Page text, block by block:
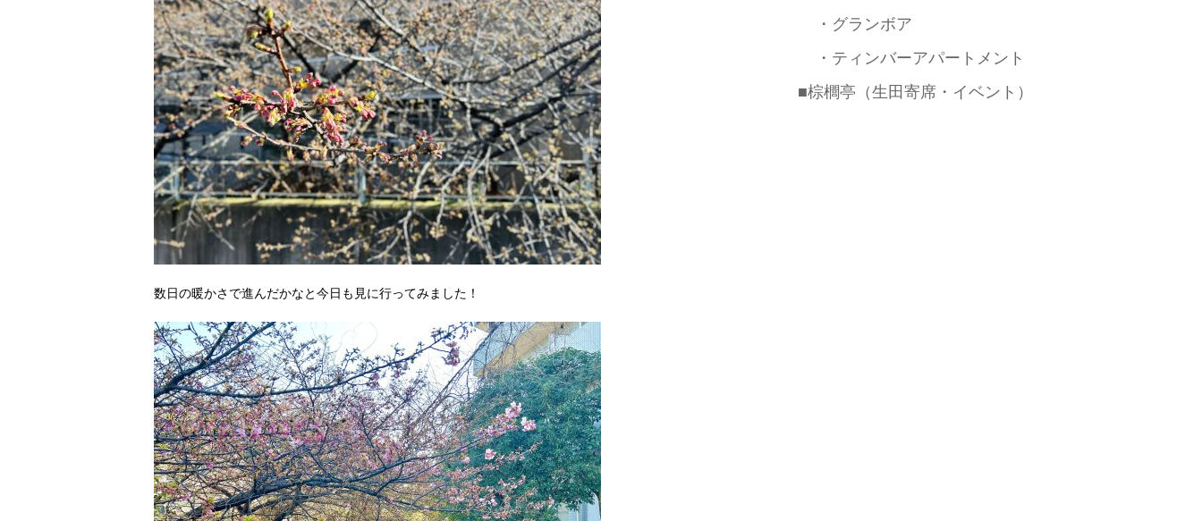
数日の暖かさで進んだかなと今日も見に行ってみました！
・グランボア
・ティンバーアパートメント
■棕櫚亭（生田寄席・イベント）